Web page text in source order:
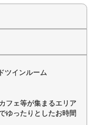
ツインルーム
フェ等が集まるエリア
ゆったりとしたお時間